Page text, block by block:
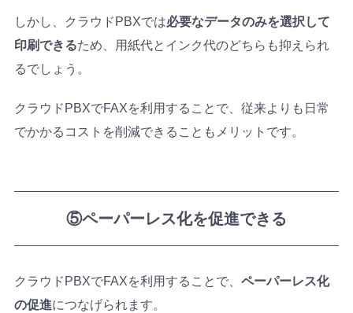
しかし、クラウドPBXでは必要なデータのみを選択して
印刷できるため、用紙代とインク代のどちらも抑えられ
るでしょう。
クラウドPBXでFAXを利用することで、従来よりも日常
でかかるコストを削減できることもメリットです。
⑤ペーパーレス化を促進できる
クラウドPBXでFAXを利用することで、 ペーパーレス化
の促進につなげられます。